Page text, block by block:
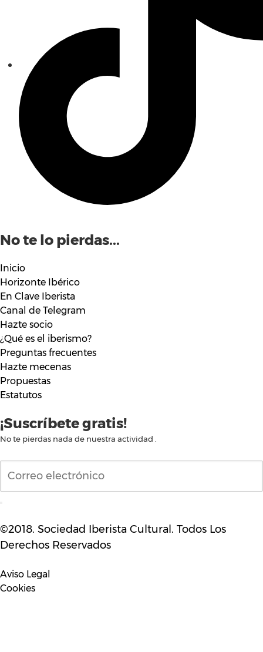
No te lo pierdas...
Inicio
Horizonte Ibérico
En Clave Iberista
Canal de Telegram
Hazte socio
¿Qué es el iberismo?
Preguntas frecuentes
Hazte mecenas
Propuestas
Estatutos
¡Suscríbete gratis!
No te pierdas nada de nuestra actividad .
©2018. Sociedad Iberista Cultural. Todos Los
Derechos Reservados
Aviso Legal
Cookies